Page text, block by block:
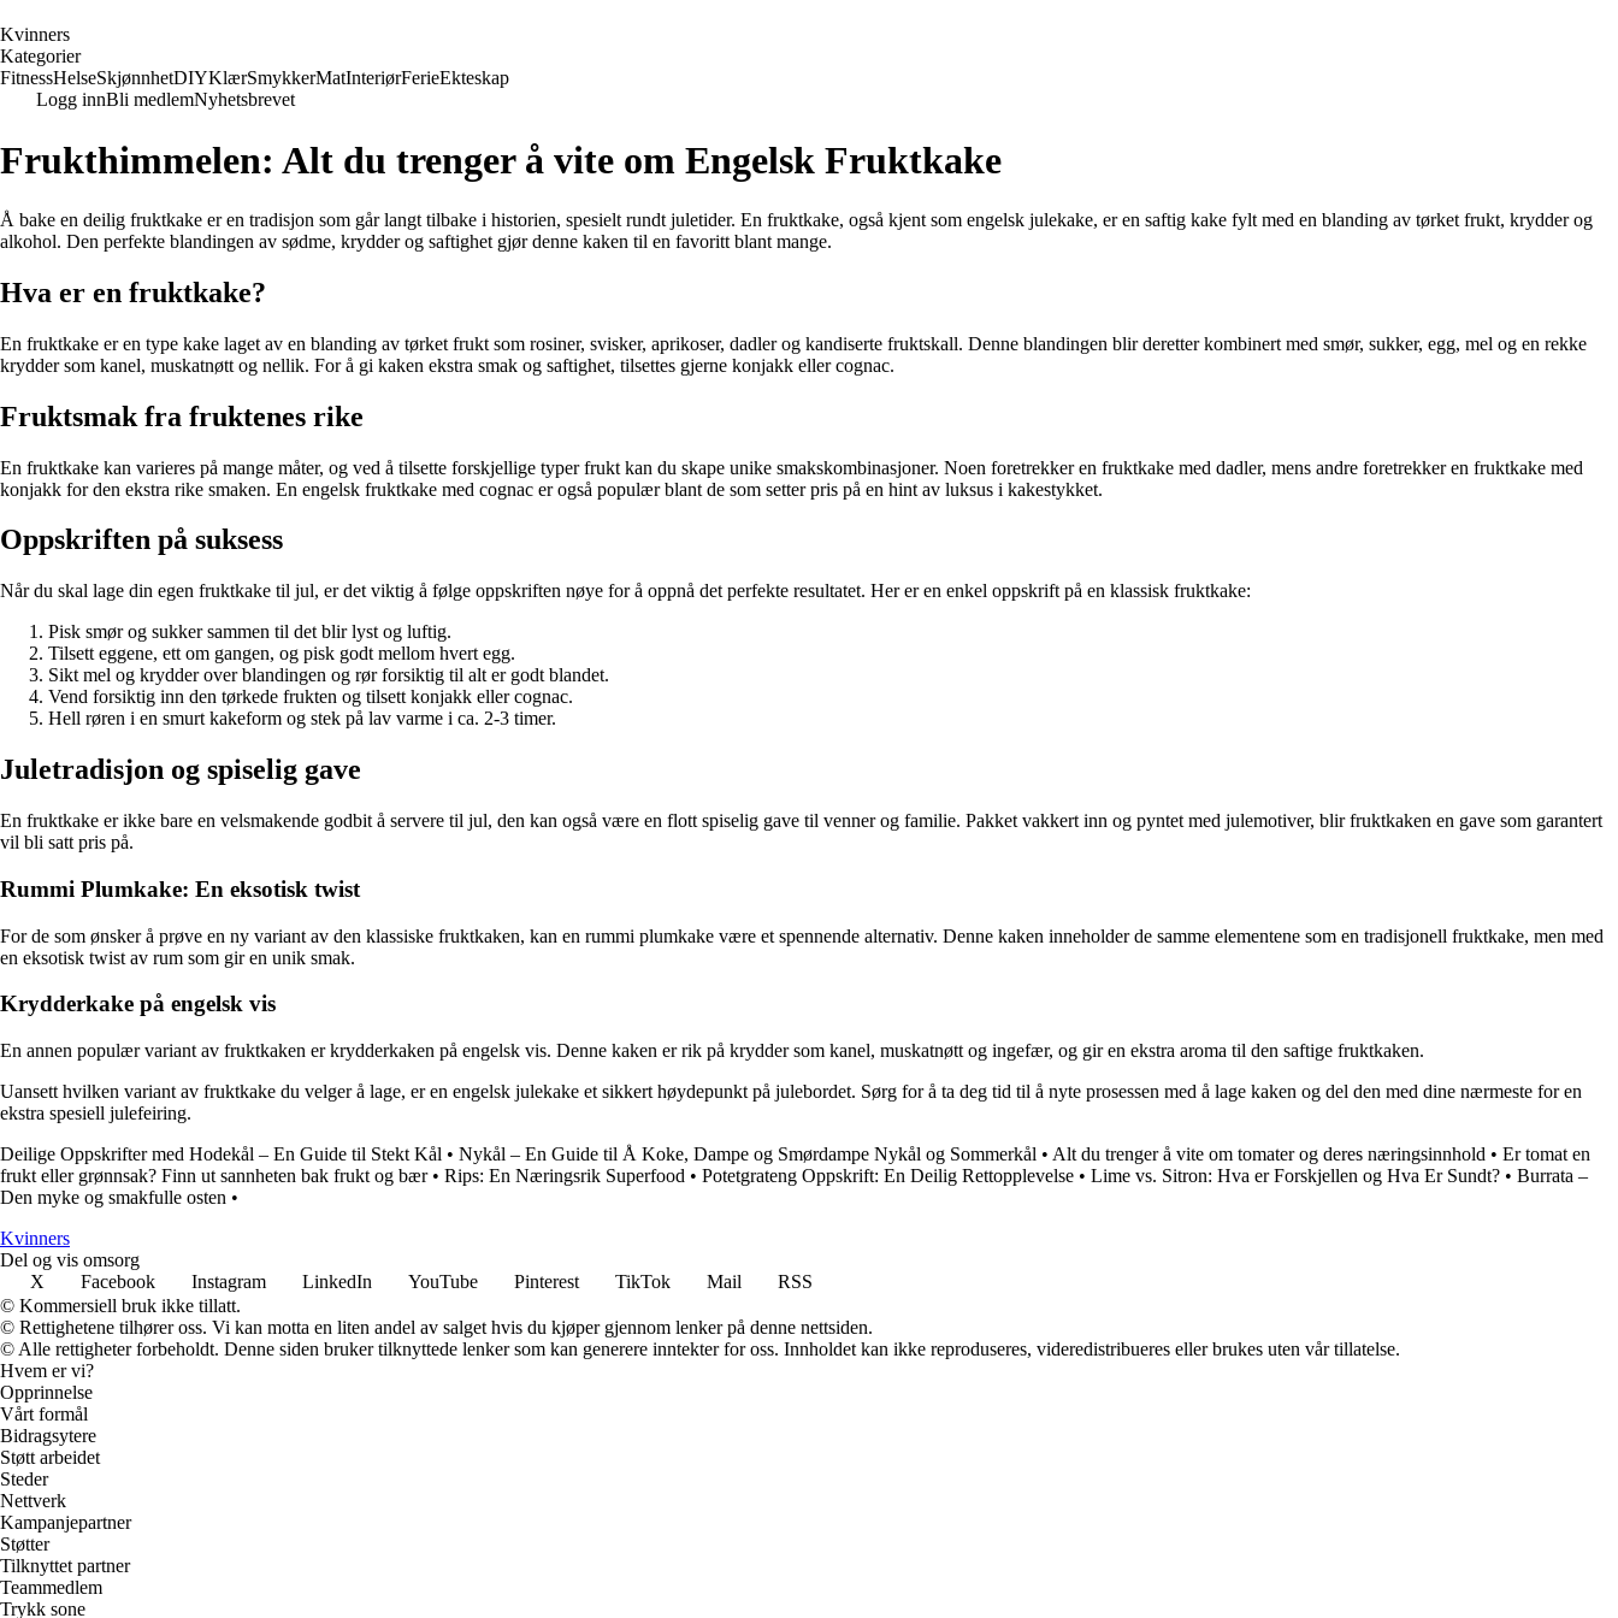
Kvinners
Kategorier
FitnessHelseSkjønnhetDIYKlærSmykkerMatInteriørFerieEkteskap
Logg innBli medlemNyhetsbrevet
Frukthimmelen: Alt du trenger å vite om Engelsk Fruktkake
Å bake en deilig fruktkake er en tradisjon som går langt tilbake i historien, spesielt rundt juletider. En fruktkake, også kjent som engelsk julekake, er en saftig kake fylt med en blanding av tørket frukt, krydder og
alkohol. Den perfekte blandingen av sødme, krydder og saftighet gjør denne kaken til en favoritt blant mange.
Hva er en fruktkake?
En fruktkake er en type kake laget av en blanding av tørket frukt som rosiner, svisker, aprikoser, dadler og kandiserte fruktskall. Denne blandingen blir deretter kombinert med smør, sukker, egg, mel og en rekke
krydder som kanel, muskatnøtt og nellik. For å gi kaken ekstra smak og saftighet, tilsettes gjerne konjakk eller cognac.
Fruktsmak fra fruktenes rike
En fruktkake kan varieres på mange måter, og ved å tilsette forskjellige typer frukt kan du skape unike smakskombinasjoner. Noen foretrekker en fruktkake med dadler, mens andre foretrekker en fruktkake med
konjakk for den ekstra rike smaken. En engelsk fruktkake med cognac er også populær blant de som setter pris på en hint av luksus i kakestykket.
Oppskriften på suksess
Når du skal lage din egen fruktkake til jul, er det viktig å følge oppskriften nøye for å oppnå det perfekte resultatet. Her er en enkel oppskrift på en klassisk fruktkake:
Pisk smør og sukker sammen til det blir lyst og luftig.
Tilsett eggene, ett om gangen, og pisk godt mellom hvert egg.
Sikt mel og krydder over blandingen og rør forsiktig til alt er godt blandet.
Vend forsiktig inn den tørkede frukten og tilsett konjakk eller cognac.
Hell røren i en smurt kakeform og stek på lav varme i ca. 2-3 timer.
Juletradisjon og spiselig gave
En fruktkake er ikke bare en velsmakende godbit å servere til jul, den kan også være en flott spiselig gave til venner og familie. Pakket vakkert inn og pyntet med julemotiver, blir fruktkaken en gave som garantert
vil bli satt pris på.
Rummi Plumkake: En eksotisk twist
For de som ønsker å prøve en ny variant av den klassiske fruktkaken, kan en rummi plumkake være et spennende alternativ. Denne kaken inneholder de samme elementene som en tradisjonell fruktkake, men med
en eksotisk twist av rum som gir en unik smak.
Krydderkake på engelsk vis
En annen populær variant av fruktkaken er krydderkaken på engelsk vis. Denne kaken er rik på krydder som kanel, muskatnøtt og ingefær, og gir en ekstra aroma til den saftige fruktkaken.
Uansett hvilken variant av fruktkake du velger å lage, er en engelsk julekake et sikkert høydepunkt på julebordet. Sørg for å ta deg tid til å nyte prosessen med å lage kaken og del den med dine nærmeste for en
ekstra spesiell julefeiring.
Deilige Oppskrifter med Hodekål – En Guide til Stekt Kål • Nykål – En Guide til Å Koke, Dampe og Smørdampe Nykål og Sommerkål • Alt du trenger å vite om tomater og deres næringsinnhold • Er tomat en
frukt eller grønnsak? Finn ut sannheten bak frukt og bær• Rips: En Næringsrik Superfood • Potetgrateng Oppskrift: En Deilig Rettopplevelse • Lime vs. Sitron: Hva er Forskjellen og Hva Er Sundt? • Burrata –
Den myke og smakfulle osten •
Kvinners
Del og vis omsorg
X
Facebook Instagram LinkedIn YouTube Pinterest TikTok Mail
RSS
© Kommersiell bruk ikke tillatt.
© Rettighetene tilhører oss. Vi kan motta en liten andel av salget hvis du kjøper gjennom lenker på denne nettsiden.
© Alle rettigheter forbeholdt. Denne siden bruker tilknyttede lenker som kan generere inntekter for oss. Innholdet kan ikke reproduseres, videredistribueres eller brukes uten vår tillatelse.
Hvem er vi?
Opprinnelse
Vårt formål
Bidragsytere
Støtt arbeidet
Steder
Nettverk
Kampanjepartner
Støtter
Tilknyttet partner
Teammedlem
Trykk sone